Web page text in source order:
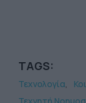
TAGS:
Τεχνολογία